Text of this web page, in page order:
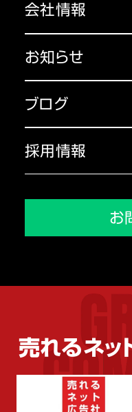
コンサルテ
会社情報
アクセス
コーポレー
沿革
メディア
お知らせ
ブログ
採用情報
会社を知る
環境を知る
お
売れるネッ